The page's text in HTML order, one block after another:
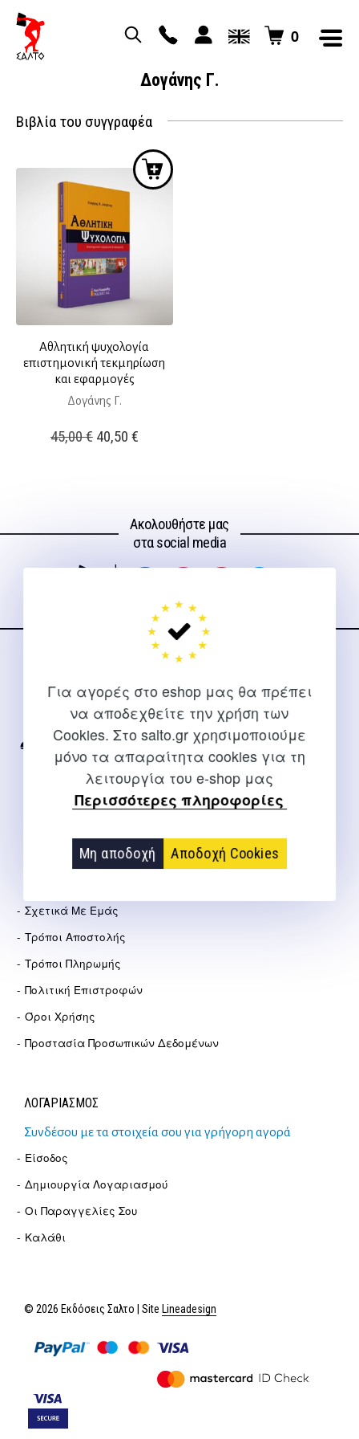
Για αγορές στο eshop μας θα πρέπει
να αποδεχθείτε την χρήση των
Cookies. Στο salto.gr χρησιμοποιούμε
μόνο τα απαραίτητα cookies για τη
λειτουργία του e-shop μας
Περισσότερες πληροφορίες
Μη αποδοχή Αποδοχή Cookies
0
Δογάνης Γ.
Βιβλία του συγγραφέα
Αθλητική ψυχολογία
επιστημονική τεκμηρίωση
και εφαρμογές
Δογάνης Γ.
45,00€ Original
40,50 €Η
40,50 €.
Ακολουθήστε μας
στα social media
Για διευκρινίσεις και υποστήριξη παραγγελιών μέσω του
2310 267108
info@salto.gr
Σχετικά Με Εμάς
Τρόποι Αποστολής
Τρόποι Πληρωμής
Πολιτική Επιστροφών
Όροι Χρήσης
Προστασία Προσωπικών Δεδομένων
ΛΟΓΑΡΙΑΣΜΟΣ
Συνδέσου με τα στοιχεία σου για γρήγορη αγορά
Είσοδος
Δημιουργία Λογαριασμού
Οι Παραγγελίες Σου
Καλάθι
© 2026 Εκδόσεις Σαλτο | Site Lineadesign